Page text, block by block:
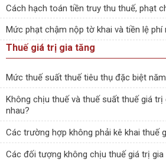
Cách hạch toán tiền truy thu thuế, phạt
Mức phạt chậm nộp tờ khai và tiền lệ phí
Thuế giá trị gia tăng
Mức thuế suất thuế tiêu thụ đặc biệt
Không chịu thuế và thuế suất thuế giá trị
nhau?
Các trường hợp không phải kê khai thuế
Các đối tượng không chịu thuế giá trị gia